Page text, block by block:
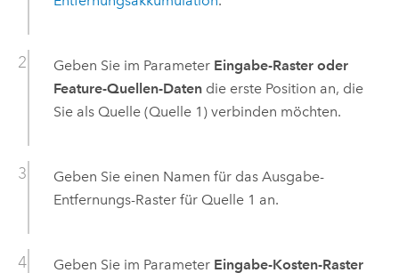
Geben Sie im Parameter Eingabe-Raster oder
Feature-Quellen-Datendie erste Position an, die
Sie als Quelle (Quelle 1) verbinden möchten.
Geben Sie einen Namen für das Ausgabe-
Entfernungs-Raster für Quelle 1 an.
Geben Sie im Parameter Eingabe-Kosten-Raster